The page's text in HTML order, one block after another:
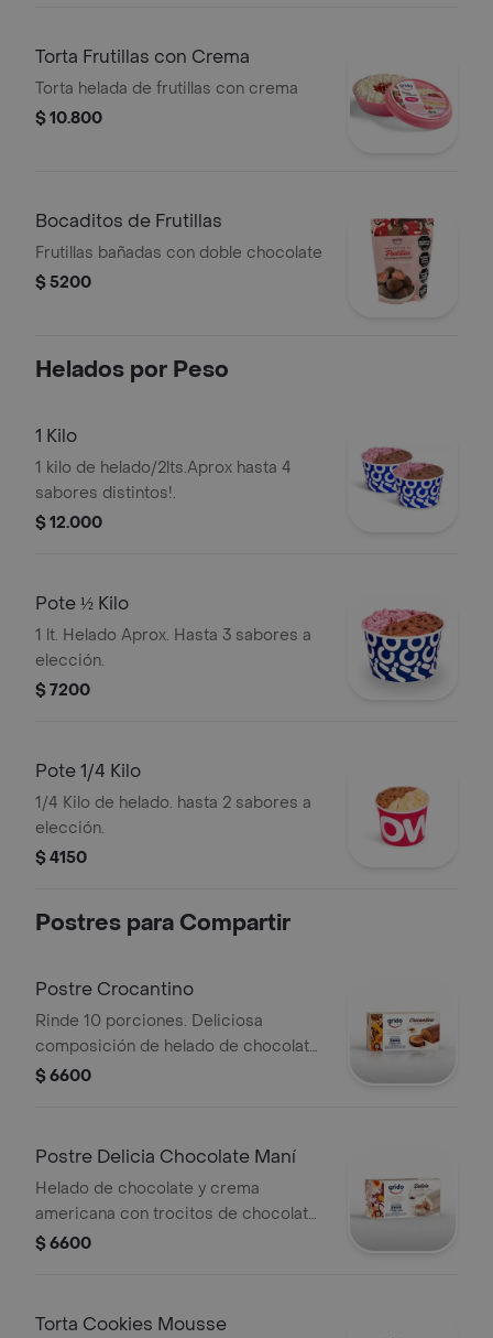
Torta Frutillas con Crema
Torta helada de frutillas con crema
$ 10.800
Bocaditos de Frutillas
Frutillas bañadas con doble chocolate
$ 5200
Helados por Peso
1 Kilo
1 kilo de helado/2lts.Aprox hasta 4
sabores distintos!.
$ 12.000
Pote ½ Kilo
1 lt. Helado Aprox. Hasta 3 sabores a
elección.
$ 7200
Pote 1/4 Kilo
1/4 Kilo de helado. hasta 2 sabores a
elección.
$ 4150
Postres para Compartir
Postre Crocantino
Rinde 10 porciones. Deliciosa
composición de helado de chocolate
y dulce de leche con corazón de
$ 6600
Postre Delicia Chocolate Maní
Helado de chocolate y crema
americana con trocitos de chocolate
con maní y relleno de dulce de leche
$ 6600
Torta Cookies Mousse